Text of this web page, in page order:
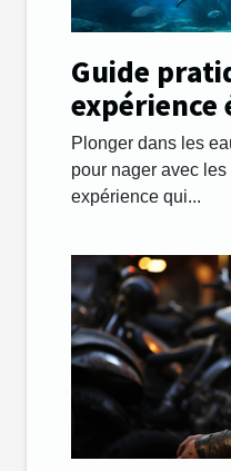
Guide
expérience
avec les
Plonger dans les
pour nager avec
expérience qui...